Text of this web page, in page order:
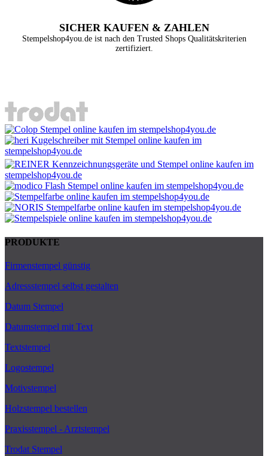
SICHER KAUFEN & ZAHLEN
Stempelshop4you.de ist nach den Trusted Shops Qualitätskriterien
zertifiziert.
PRODUKTE
Firmenstempel günstig
Adressstempel selbst gestalten
Datum Stempel
Datumstempel mit Text
Textstempel
Logostempel
Motivstempel
Holzstempel bestellen
Praxisstempel - Arztstempel
Trodat Stempel